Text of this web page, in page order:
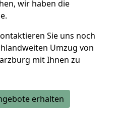
wir haben die
Sie uns noch
Umzug von
mit Ihnen zu
erhalten